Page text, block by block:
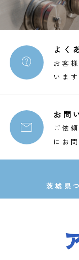

よく
お客
いま

お問
ご依
にお
茨城県